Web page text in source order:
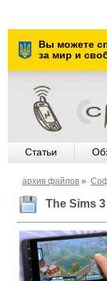
Вы можете
за мир и
Статьи
архив файлов »
The Sims